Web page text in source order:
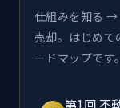
仕組みを知る
売却。はじめて
ードマップです。
第1回 不